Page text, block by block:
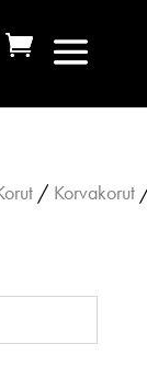
/ Korvakorut/